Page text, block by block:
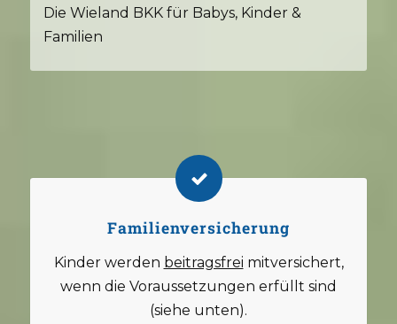
Die Wieland BKK für Babys, Kinder &
Familien
Familienversicherung
Kinder werden beitragsfrei mitversichert,
wenn die Voraussetzungen erfüllt sind
(siehe unten).